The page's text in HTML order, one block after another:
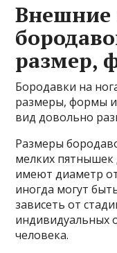
Внешние
размер,
Бородавки на
размеры, формы
вид довольно
Размеры
мелких
имеют диаметр
иногда могут
зависеть от
индивидуальных
человека.